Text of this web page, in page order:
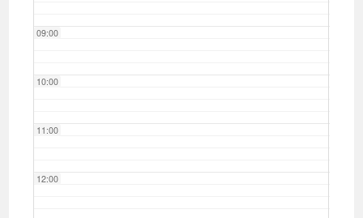
09:00
10:00
11:00
12:00